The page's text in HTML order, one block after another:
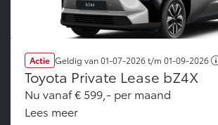
Actie Geldig van01-07-2026t/m 01-09-2026
Toyota Private Lease bZ4X
Nu vanaf € 599,- per maand
Lees meer